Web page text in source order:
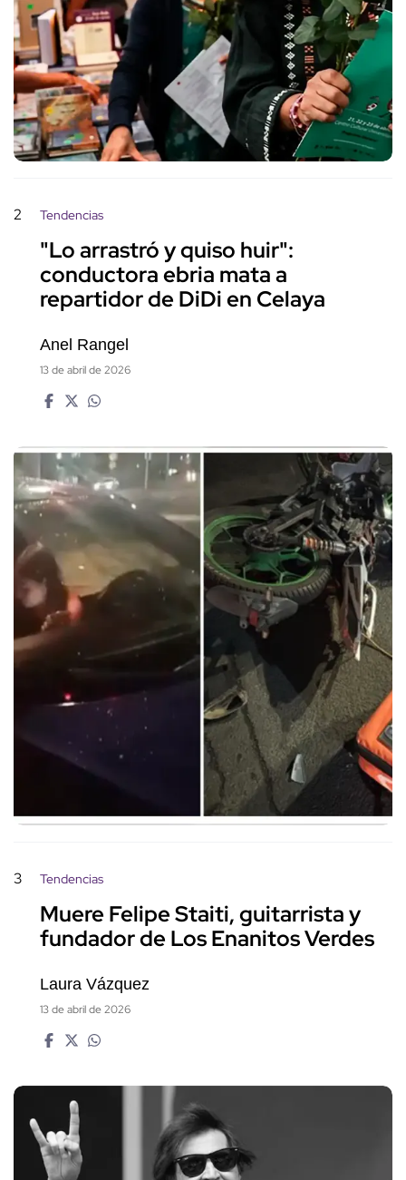
2 Tendencias
"Lo arrastró y quiso huir":
conductora ebria mata a
repartidor de DiDi en Celaya
Anel Rangel
13 de abril de 2026
3 Tendencias
Muere Felipe Staiti, guitarrista y
fundador de Los Enanitos Verdes
Laura Vázquez
13 de abril de 2026